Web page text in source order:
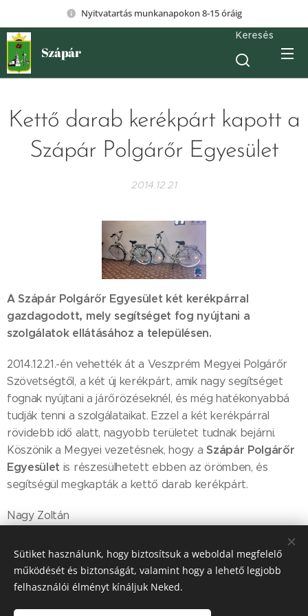
Nyitvatartás munkanapokon 8-15 óráig
Szápár
Keresés
Kettő darab kerékpárt kapott a
Szápár Polgárőr Egyesület
2014.12.21
A Szápár Polgárőr Egyesület két kerékpárral
gazdagodott, mely segítséget fog nyújtani a
szolgálatok ellátásához a településen.
2014.12.21.-én vehették át a Veszprém Megyei Polgárőr
Szövetségtől, a két új kerékpárt, amik nagy segítséget
fognak nyújtani a járőrözéseknél, és még hatékonyabbá
tudják tenni a szolgálataikat. Ezzel a két kerékpárral
rövidebb idő alatt, nagyobb területet tudnak bejárni.
Köszönik a Megyei vezetésnek, hogy a Szápár Polgárőr
Egyesület is részesülhetett ebben az örömben, és
segítségül megkapták a kettő darab kerékpárt.
Nagy Zoltán
Sütiket használunk, hogy biztosítsuk a weboldal megfelelő
működését és biztonságát, valamint hogy a lehető legjobb
felhasználói élményt kínáljuk Neked.